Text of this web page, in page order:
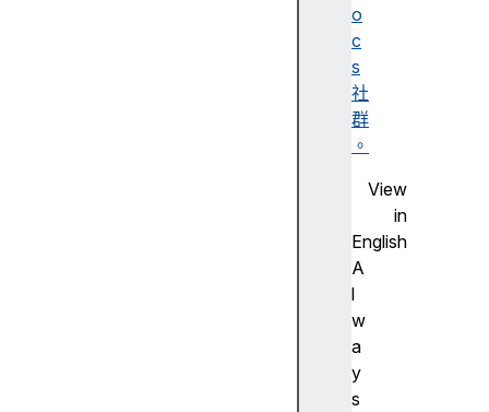
o
c
s
社
群
。
View
in
English
A
l
w
a
y
s